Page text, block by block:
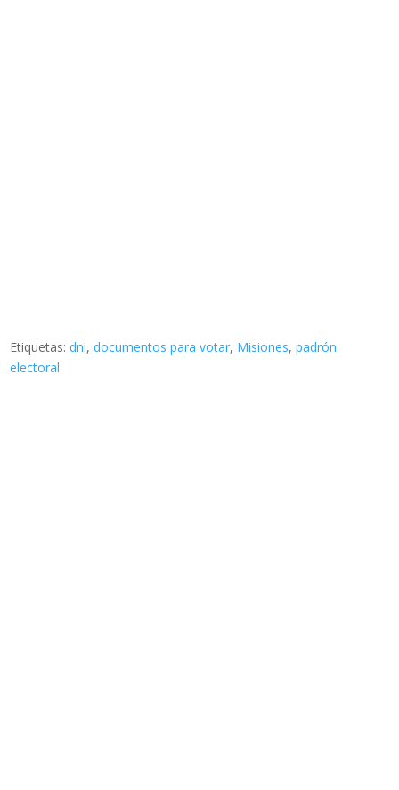
Etiquetas:dni,documentos para votar, Misiones,padrón
electoral